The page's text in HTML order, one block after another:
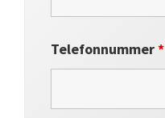
Telefonnummer*